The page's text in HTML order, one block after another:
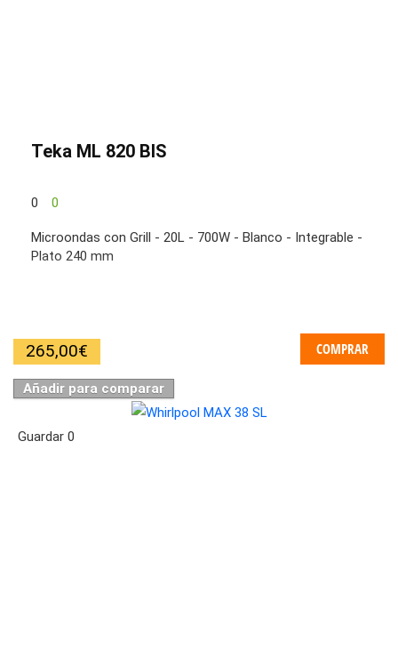
Teka ML 820 BIS
0 0
Microondas con Grill - 20L - 700W - Blanco - Integrable -
Plato 240 mm
265,00€ COMPRAR
Añadir para comparar
Guardar 0